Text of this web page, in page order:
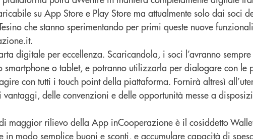
su App Store e Play Store ma attualmente solo dai soci
che stanno sperimentando per primi queste nuove
digitale per eccellenza. Scaricandola, i soci l’avranno
smartphone o tablet, e potranno utilizzarla per dialogare con le
con tutti i touch point della piattaforma. Fornirà altresì
delle convenzioni e delle opportunità messe a
maggior rilievo della App inCooperazione è il cosiddetto
in modo semplice buoni e sconti, e accumulare capacità di